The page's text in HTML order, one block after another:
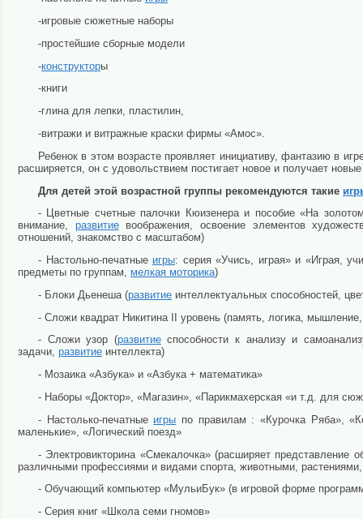
-игровые сюжетные наборы
-простейшие сборные модели
-конструкторы
-книги
-глина для лепки, пластилин,
-витражи и витражные краски фирмы «Амос».
Ребенок в этом возрасте проявляет инициативу, фантазию в
расширяется, он с удовольствием постигает новое и получает
Для детей этой возрастной группы рекомендуются такие
- Цветные счетные палочки Кюизенера и пособие «На
внимание, развитиевоображения, освоение элементов
отношений, знакомство с масштабом)
- Настольно-печатные игры: серия «Учись, играя» и «Играя,
предметы по группам, мелкая моторика)
- Блоки Дьенеша (развитие интеллектуальных способностей,
- Сложи квадрат Никитина II уровень (память, логика,
- Сложи узор (развитиеспособности к анализу и
задачи, развитие интеллекта)
- Мозаика «Азбука» и «Азбука + математика»
- Наборы «Доктор», «Магазин», «Парикмахерская «и т.д. для
- Настолько-печатные игры по правилам : «Курочка Ряба»,
маленькие», «Логический поезд»
- Электровикторина «Смекалочка» (расширяет
различными профессиями и видами спорта, животными,
- Обучающий компьютер «МульиБук» (в игровой форме
- Серия книг «Школа семи гномов»